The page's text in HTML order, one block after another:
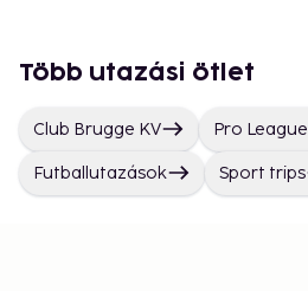
Több utazási ötlet
Club Brugge KV Pro League
Futballutazások Sport trips